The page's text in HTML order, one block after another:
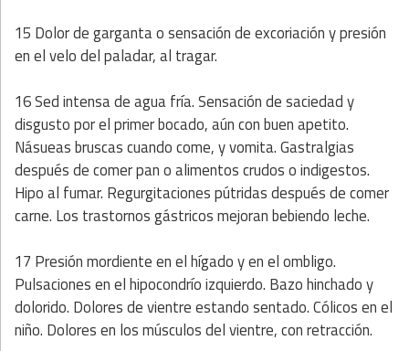
15 Dolor de garganta o sensación de excoriación y presión
en el velo del paladar, al tragar.
16 Sed intensa de agua fría. Sensación de saciedad y
disgusto por el primer bocado, aún con buen apetito.
Násueas bruscas cuando come, y vomita. Gastralgias
después de comer pan o alimentos crudos o indigestos.
Hipo al fumar. Regurgitaciones pútridas después de comer
carne. Los trastornos gástricos mejoran bebiendo leche.
17 Presión mordiente en el hígado y en el ombligo.
Pulsaciones en el hipocondrío izquierdo. Bazo hinchado y
dolorido. Dolores de vientre estando sentado. Cólicos en el
niño. Dolores en los músculos del vientre, con retracción.